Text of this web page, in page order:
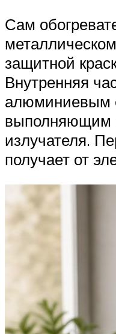
Сам
защитной
Внутренняя
алюминиевым
выполняющим
излучателя.
получает от